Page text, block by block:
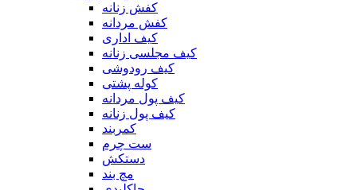
کفش زنانه
کفش مردانه
کیف اداری
کیف مجلسی زنانه
کیف رودوشی
کوله پشتی
کیف پول مردانه
کیف پول زنانه
کمربند
ست چرم
دستکش
مچ بند